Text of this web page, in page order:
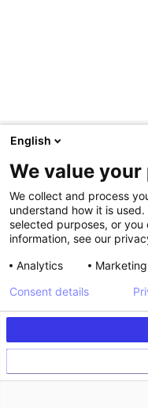
English
We value
We collect and process
understand how it is
selected purposes, or you
information, see our
Analytics
Consent details